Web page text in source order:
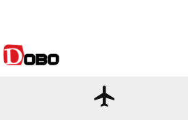
flight